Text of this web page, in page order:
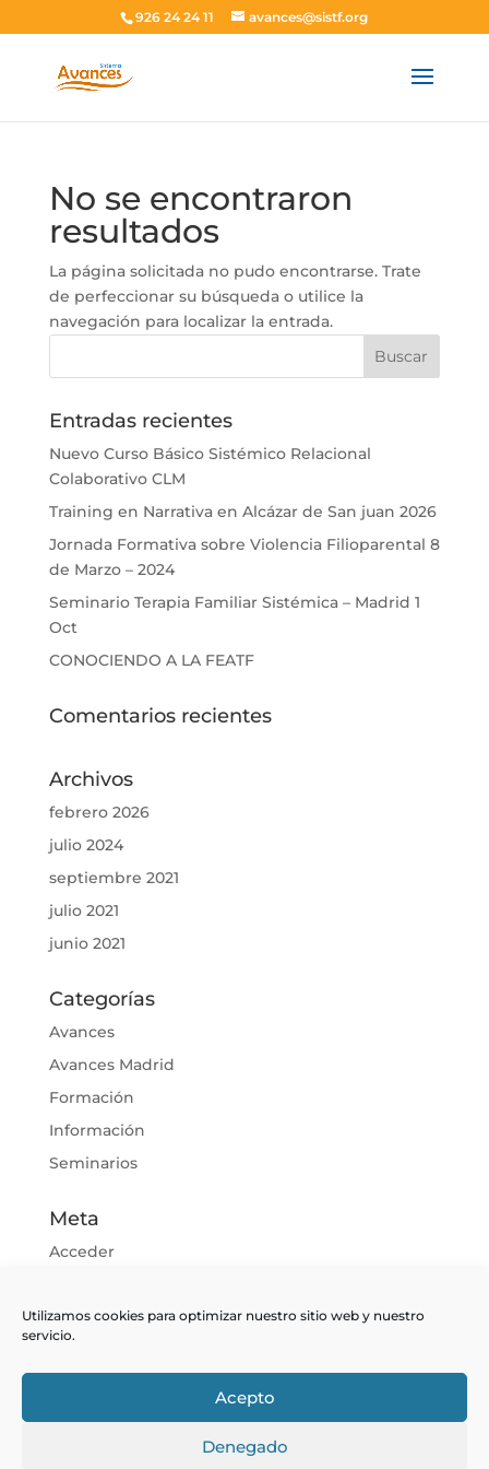
Utilizamos cookies para optimizar nuestro sitio web y nuestro
servicio.
Acepto
Denegado
926 24 24 11 avances@sistf.org
No se encontraron
resultados
La página solicitada no pudo encontrarse. Trate
de perfeccionar su búsqueda o utilice la
navegación para localizar la entrada.
Entradas recientes
Nuevo Curso Básico Sistémico Relacional
Colaborativo CLM
Training en Narrativa en Alcázar de San juan 2026
Jornada Formativa sobre Violencia Filioparental 8
de Marzo – 2024
Seminario Terapia Familiar Sistémica – Madrid 1
Oct
CONOCIENDO A LA FEATF
Comentarios recientes
Archivos
febrero 2026
julio 2024
septiembre 2021
julio 2021
junio 2021
Categorías
Avances
Avances Madrid
Formación
Información
Seminarios
Meta
Acceder
Feed de comentarios